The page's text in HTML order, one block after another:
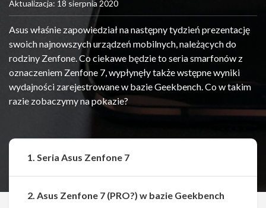
Aktualizacja: 18 sierpnia 2020
Asus właśnie zapowiedział na następny tydzień prezentację
swoich najnowszych urządzeń mobilnych, należących do
rodziny Zenfone. Co ciekawe będzie to seria smarfonów z
oznaczeniem Zenfone 7, wypłynęły także wstępne wyniki
wydajności zarejestrowane w bazie Geekbench. Co w takim
razie zobaczymy na pokazie?
1. Seria Asus Zenfone 7
2. Asus Zenfone 7 (PRO?) w bazie Geekbench